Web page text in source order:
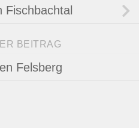
Fischbachtal
BEITRAG
Felsberg